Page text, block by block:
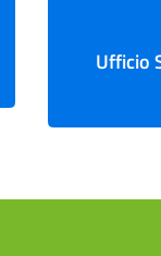
Ufficio